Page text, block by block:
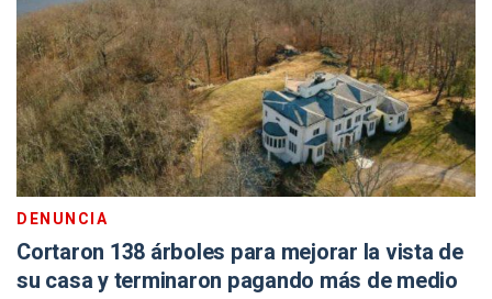
DENUNCIA
Cortaron 138 árboles para mejorar la vista de
su casa y terminaron pagando más de medio